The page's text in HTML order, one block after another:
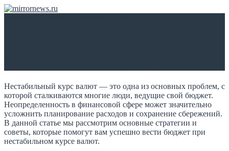
Нестабильный курс валют — это одна из основных проблем, с
которой сталкиваются многие люди, ведущие свой бюджет.
Неопределенность в финансовой сфере может значительно
усложнить планирование расходов и сохранение сбережений.
В данной статье мы рассмотрим основные стратегии и
советы, которые помогут вам успешно вести бюджет при
нестабильном курсе валют.